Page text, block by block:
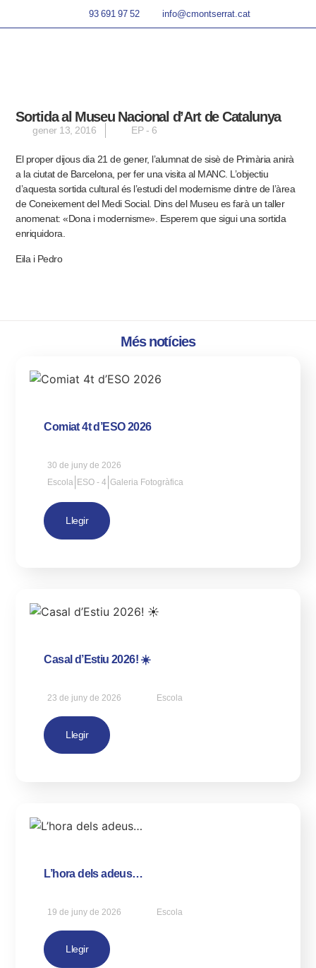
93 691 97 52 info@cmontserrat.cat
Sortida al Museu Nacional d’Art de Catalunya
gener 13, 2016 EP - 6
El proper dijous dia 21 de gener, l’alumnat de sisè de Primària anirà
a la ciutat de Barcelona, per fer una visita al MANC. L’objectiu
d’aquesta sortida cultural és l’estudi del modernisme dintre de l’àrea
de Coneixement del Medi Social. Dins del Museu es farà un taller
anomenat: «Dona i modernisme». Esperem que sigui una sortida
enriquidora.
Eila i Pedro
Més notícies
Comiat 4t d’ESO 2026
30 de juny de 2026
Escola ESO - 4 |Galeria Fotogràfica
Llegir
Casal d’Estiu 2026! ☀️
23 de juny de 2026 Escola
Llegir
L’hora dels adeus…
19 de juny de 2026 Escola
Llegir